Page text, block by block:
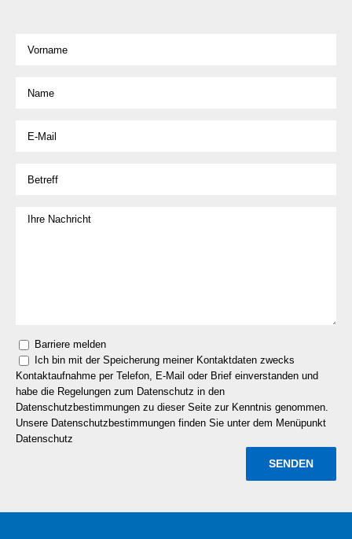
Barriere melden
Ich bin mit der Speicherung meiner Kontaktdaten zwecks
Kontaktaufnahme per Telefon, E-Mail oder Brief einverstanden und
habe die Regelungen zum Datenschutz in den
Datenschutzbestimmungen zu dieser Seite zur Kenntnis genommen.
Unsere Datenschutzbestimmungen finden Sie unter dem Menüpunkt
Datenschutz